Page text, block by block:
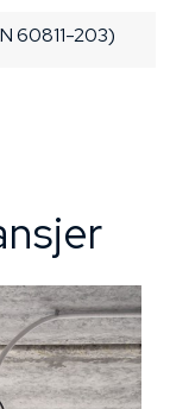
60811-203)